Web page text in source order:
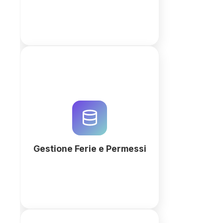
Gestione Ferie e Permessi
Automatizza flussi di
approvazione, calendari e report
HR con il nostro AI Workspace